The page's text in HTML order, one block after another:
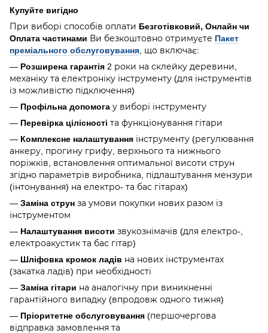
Купуйте вигідно
При виборі способів оплати Безготівковий, Онлайн чи
Оплата частинами Ви безкоштовно отримуєте Пакет
преміального обслуговування, що включає:
— Розширена гарантія 2 роки на склейку деревини,
механіку та електроніку інструменту (для інструментів
із можливістю підключення)
— Профільна допомога у виборі інструменту
— Перевірка цілісності та функціонування гітари
— Комплексне налаштування інструменту (регулювання
анкеру, прогину грифу, верхнього та нижнього
поріжків, встановлення оптимальної висоти струн
згідно параметрів виробника, підлаштування мензури
(інтонування) на електро- та бас гітарах)
— Заміна струн за умови покупки нових разом із
інструментом
— Налаштування висоти звукознімачів (для електро-,
електроакустик та бас гітар)
— Шліфовка кромок ладів на нових інструментах
(закатка ладів) при необхідності
— Заміна гітари на аналогічну при виникненні
гарантійного випадку (впродовж одного тижня)
— Пріоритетне обслуговування (першочергова
відправка замовлення та